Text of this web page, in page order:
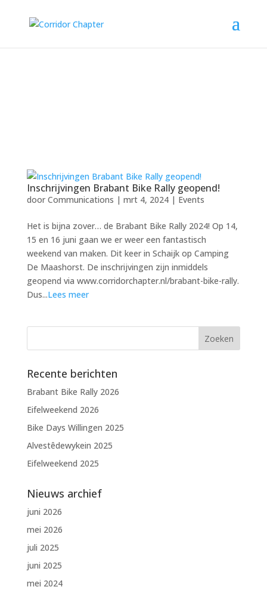
Inschrijvingen Brabant Bike Rally geopend!
door Communications | mrt 4, 2024 | Events
Het is bijna zover… de Brabant Bike Rally 2024! Op 14,
15 en 16 juni gaan we er weer een fantastisch
weekend van maken. Dit keer in Schaijk op Camping
De Maashorst. De inschrijvingen zijn inmiddels
geopend via www.corridorchapter.nl/brabant-bike-rally.
Dus...Lees meer
Recente berichten
Brabant Bike Rally 2026
Eifelweekend 2026
Bike Days Willingen 2025
Alvestêdewykein 2025
Eifelweekend 2025
Nieuws archief
juni 2026
mei 2026
juli 2025
juni 2025
mei 2024